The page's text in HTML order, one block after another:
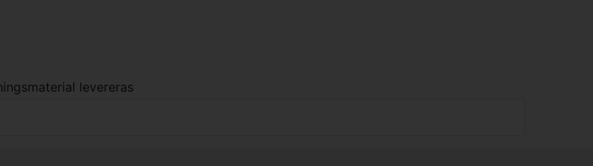
levereras